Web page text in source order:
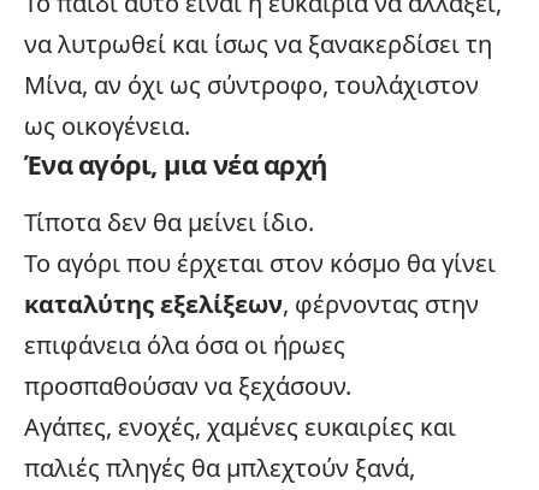
να λυτρωθεί και ίσως να ξανακερδίσει τη
Μίνα, αν όχι ως σύντροφο, τουλάχιστον
ως οικογένεια.
Ένα αγόρι, μια νέα αρχή
Τίποτα δεν θα μείνει ίδιο.
Το αγόρι που έρχεται στον κόσμο θα γίνει
καταλύτης εξελίξεων, φέρνοντας στην
επιφάνεια όλα όσα οι ήρωες
προσπαθούσαν να ξεχάσουν.
Αγάπες, ενοχές, χαμένες ευκαιρίες και
παλιές πληγές θα μπλεχτούν ξανά,